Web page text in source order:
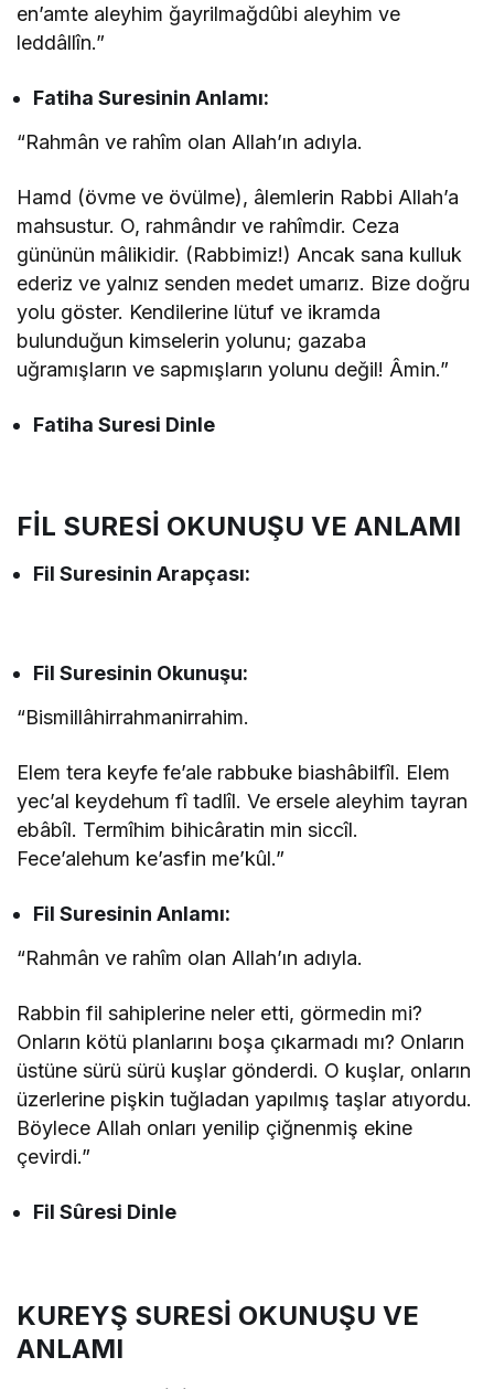
en’amte aleyhim ğayrilmağdûbi aleyhim ve
leddâllîn.”
Fatiha SuresininAnlamı:
“Rahmân ve rahîm olan Allah’ın adıyla.
Hamd (övme ve övülme), âlemlerin Rabbi Allah’a
mahsustur. O, rahmândır ve rahîmdir. Ceza
gününün mâlikidir. (Rabbimiz!) Ancak sana kulluk
ederiz ve yalnız senden medet umarız. Bize doğru
yolu göster. Kendilerine lütuf ve ikramda
bulunduğun kimselerin yolunu; gazaba
uğramışların ve sapmışların yolunu değil! Âmin.”
Fatiha Suresi Dinle
FİL SURESİ OKUNUŞU VE ANLAMI
Fil SuresininArapçası:
Fil Suresinin Okunuşu:
“Bismillâhirrahmanirrahim.
Elem tera keyfe fe’ale rabbuke biashâbilfîl. Elem
yec’al keydehum fî tadlîl. Ve ersele aleyhim tayran
ebâbîl. Termîhim bihicâratin min siccîl.
Fece’alehum ke’asfin me’kûl.”
Fil SuresininAnlamı:
“Rahmân ve rahîm olan Allah’ın adıyla.
Rabbin fil sahiplerine neler etti, görmedin mi?
Onların kötü planlarını boşa çıkarmadı mı? Onların
üstüne sürü sürü kuşlar gönderdi. O kuşlar, onların
üzerlerine pişkin tuğladan yapılmış taşlar atıyordu.
Böylece Allah onları yenilip çiğnenmiş ekine
çevirdi.”
Fil Sûresi Dinle
KUREYŞ SURESİ OKUNUŞU VE
ANLAMI